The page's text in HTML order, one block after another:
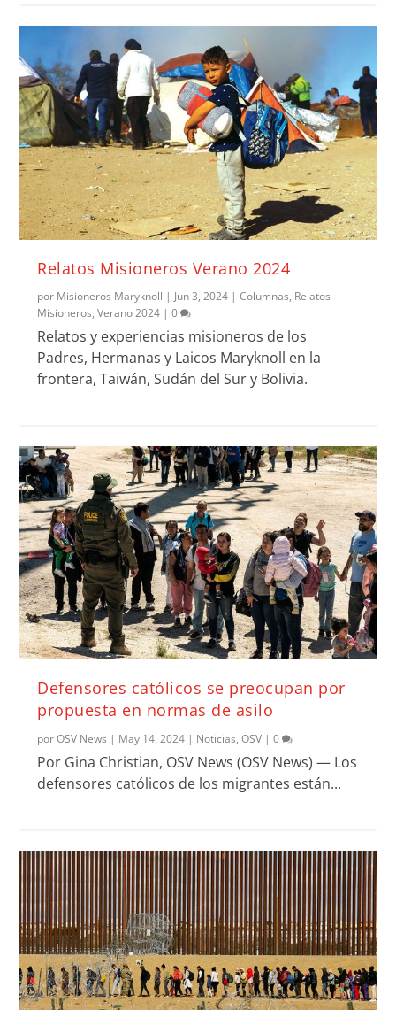
Relatos Misioneros Verano 2024
por Misioneros Maryknoll | Jun 3, 2024 |Columnas, Relatos
Misioneros,Verano 2024 |0
Relatos y experiencias misioneros de los
Padres, Hermanas y Laicos Maryknoll en la
frontera, Taiwán, Sudán del Sur y Bolivia.
Defensores católicos se preocupan por
propuesta en normas de asilo
porOSV News | May 14, 2024 | Noticias,OSV |0
Por Gina Christian, OSV News (OSV News) — Los
defensores católicos de los migrantes están...